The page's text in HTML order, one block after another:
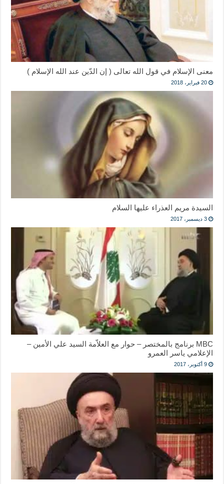
معنى الإسلام في قول الله تعالى ( إن الدّين عند الله الإسلام )
20 فبراير، 2018
السيدة مريم العذراء عليها السلام
3 ديسمبر، 2017
MBC برنامج بالمختصر – حوار مع العلاّمة السيد علي الأمين –
الإعلامي ياسر العمرو
9 أكتوبر، 2017